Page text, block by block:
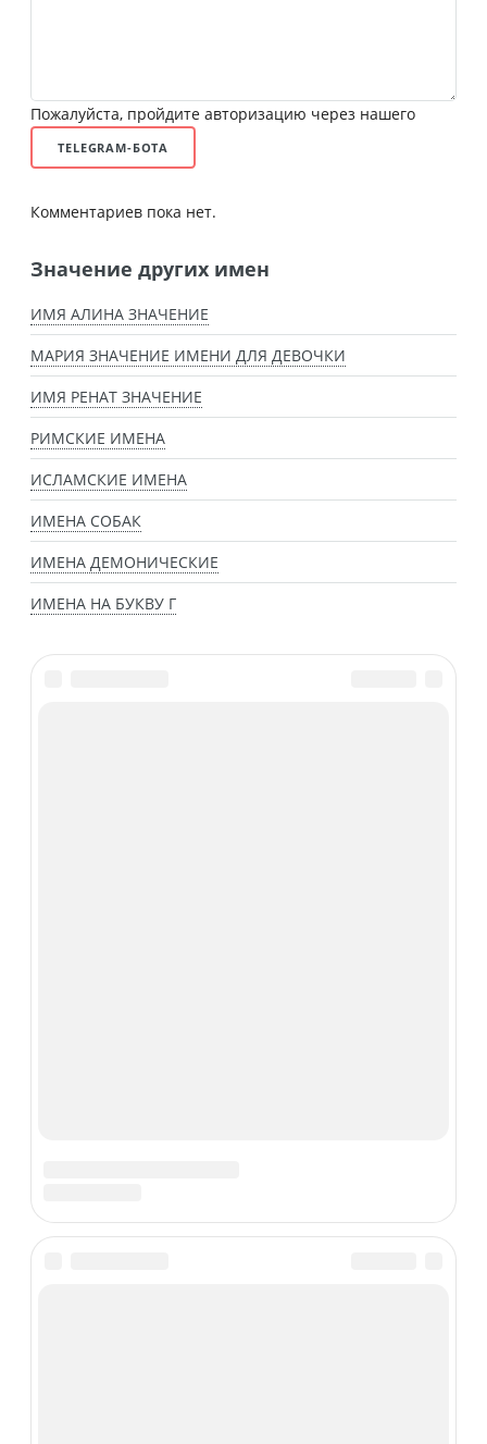
Пожалуйста, пройдите авторизацию через нашего
TELEGRAM-БОТА
Комментариев пока нет.
Значение других имен
ИМЯ АЛИНА ЗНАЧЕНИЕ
МАРИЯ ЗНАЧЕНИЕ ИМЕНИ ДЛЯ ДЕВОЧКИ
ИМЯ РЕНАТ ЗНАЧЕНИЕ
РИМСКИЕ ИМЕНА
ИСЛАМСКИЕ ИМЕНА
ИМЕНА СОБАК
ИМЕНА ДЕМОНИЧЕСКИЕ
ИМЕНА НА БУКВУ Г